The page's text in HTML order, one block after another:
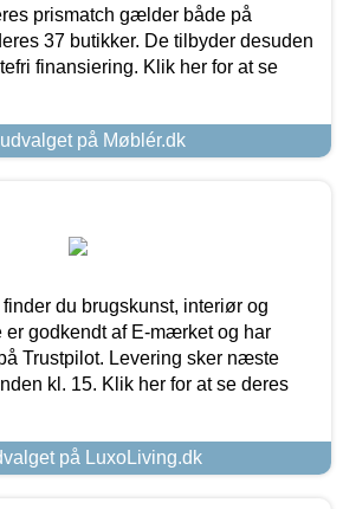
prismatch gælder både på
37 butikker. De tilbyder desuden
finansiering. Klik her for at se
på Møblér.dk
du brugskunst, interiør og
er godkendt af E-mærket og har
Trustpilot. Levering sker næste
kl. 15. Klik her for at se deres
på LuxoLiving.dk